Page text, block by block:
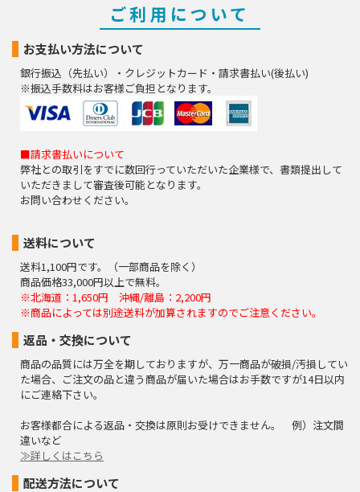
ご利用について
お支払い方法について
銀行振込（先払い）・クレジットカード・請求書払い(後払い)
※振込手数料はお客様ご負担となります。
■請求書払いについて
弊社との取引をすでに数回行っていただいた企業様で、書類提出して
いただきまして審査後可能となります。
お問い合わせください。
送料について
送料1,100円です。（一部商品を除く）
商品価格33,000円以上で無料。
※北海道：1,650円 沖縄/離島：2,200円
※商品によっては別途送料が加算されますのでご注意ください。
返品・交換について
商品の品質には万全を期しておりますが、万一商品が破損/汚損してい
た場合、ご注文の品と違う商品が届いた場合はお手数ですが14日以内
にご連絡下さい。
お客様都合による返品・交換は原則お受けできません。 例）注文間
違いなど
≫詳しくはこちら
配送方法について